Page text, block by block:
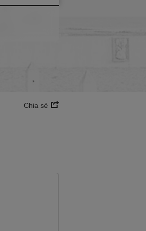
Chia sẻ